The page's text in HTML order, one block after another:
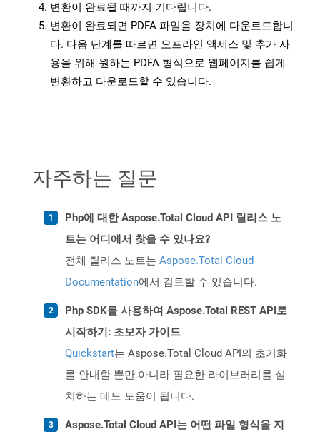
변환이 완료될 때까지 기다립니다.
변환이 완료되면 PDFA 파일을 장치에 다운로드합니
다. 다음 단계를 따르면 오프라인 액세스 및 추가 사
용을 위해 원하는 PDFA 형식으로 웹페이지를 쉽게
변환하고 다운로드할 수 있습니다.
자주하는 질문
Php에 대한 Aspose.Total Cloud API 릴리스 노
트는 어디에서 찾을 수 있나요?
전체 릴리스 노트는 Aspose.Total Cloud
Documentation에서 검토할 수 있습니다.
Php SDK를 사용하여 Aspose.Total REST API로
시작하기: 초보자 가이드
Quickstart는 Aspose.Total Cloud API의 초기화
를 안내할 뿐만 아니라 필요한 라이브러리를 설
치하는 데도 도움이 됩니다.
Aspose.Total Cloud API는 어떤 파일 형식을 지